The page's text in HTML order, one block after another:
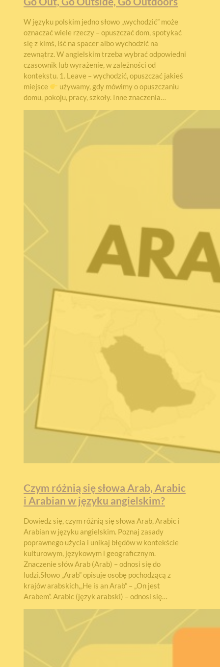
W języku polskim jedno słowo „wychodzić” może
oznaczać wiele rzeczy – opuszczać dom, spotykać
się z kimś, iść na spacer albo wychodzić na
zewnątrz. W angielskim trzeba wybrać odpowiedni
czasownik lub wyrażenie, w zależności od
kontekstu. 1. Leave – wychodzić, opuszczać jakieś
miejsce
używamy, gdy mówimy o opuszczaniu
domu, pokoju, pracy, szkoły. Inne znaczenia…
Czym różnią się słowa Arab, Arabic
i Arabian w języku angielskim?
Dowiedz się, czym różnią się słowa Arab, Arabic i
Arabian w języku angielskim. Poznaj zasady
poprawnego użycia i unikaj błędów w kontekście
kulturowym, językowym i geograficznym.
Znaczenie słów Arab (Arab) – odnosi się do
ludzi.Słowo „Arab” opisuje osobę pochodzącą z
krajów arabskich,„He is an Arab” – „On jest
Arabem”. Arabic (język arabski) – odnosi się…